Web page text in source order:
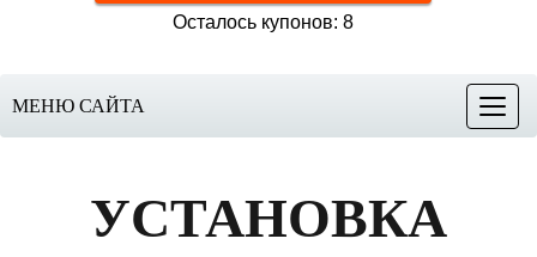
Осталось купонов: 8
Меню
МЕНЮ САЙТА
УСТАНОВКА